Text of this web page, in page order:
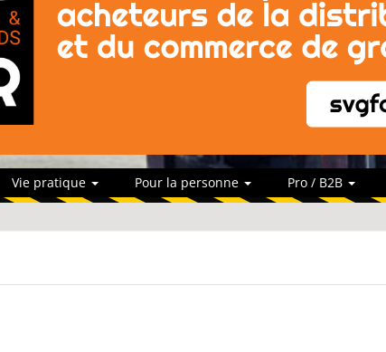
Vie pratique Pour la personne Pro / B2B